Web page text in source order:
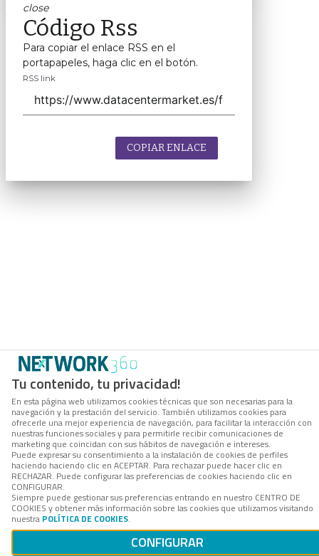
Tu contenido, tu privacidad!
En esta página web utilizamos cookies técnicas que son necesarias para la
navegación y la prestación del servicio. También utilizamos cookies para
ofrecerle una mejor experiencia de navegación, para facilitar la interacción con
nuestras funciones sociales y para permitirle recibir comunicaciones de
marketing que coincidan con sus hábitos de navegación e intereses.
Puede expresar su consentimiento a la instalación de cookies de perfiles
haciendo haciendo clic en ACEPTAR. Para rechazar puede hacer clic en
RECHAZAR. Puede configurar las preferencias de cookies haciendo clic en
CONFIGURAR.
Siempre puede gestionar sus preferencias entrando en nuestro CENTRO DE
COOKIES y obtener más información sobre las cookies que utilizamos visitando
nuestra POLÍTICA DE COOKIES.
CONFIGURAR
close
Código Rss
Para copiar el enlace RSS en el
portapapeles, haga clic en el botón.
RSS link
COPIAR ENLACE